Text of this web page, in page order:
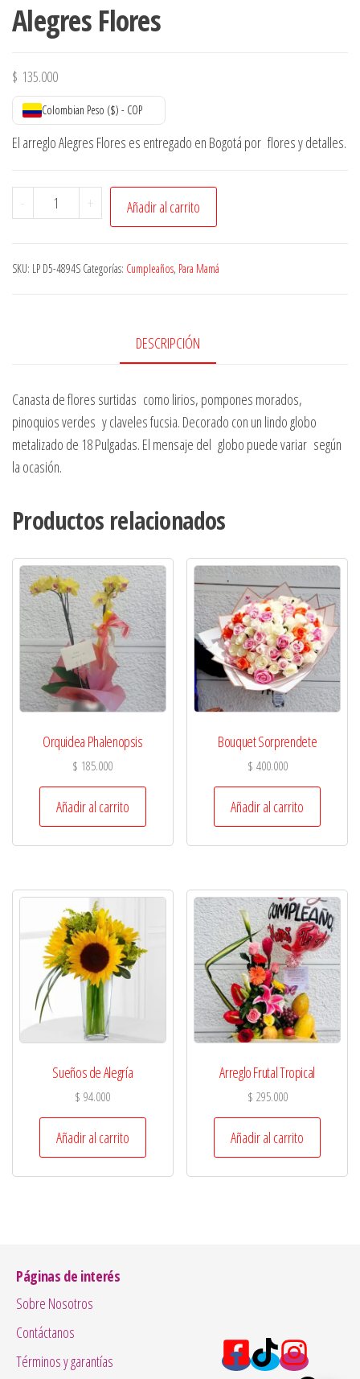
Alegres Flores
$ 135.000
Colombian Peso ($) - COP
El arreglo Alegres Flores es entregado en Bogotá por flores y detalles.
-
Alegres
Flores
+ Añadir al carrito
SKU: LP D5-4894S Categorías: Cumpleaños, Para Mamá
DESCRIPCIÓN
Canasta de flores surtidas como lirios, pompones morados,
pinoquios verdes y claveles fucsia. Decorado con un lindo globo
metalizado de 18 Pulgadas. El mensaje del globo puede variar según
la ocasión.
Productos relacionados
Orquidea Phalenopsis
$ 185.000
Añadir al carrito
Bouquet Sorprendete
$ 400.000
Añadir al carrito
Sueños de Alegría
$ 94.000
Añadir al carrito
Arreglo Frutal Tropical
$ 295.000
Añadir al carrito
Páginas de interés
Sobre Nosotros
Contáctanos
Términos y garantías